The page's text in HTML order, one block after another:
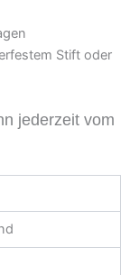
Stift oder
jederzeit vom